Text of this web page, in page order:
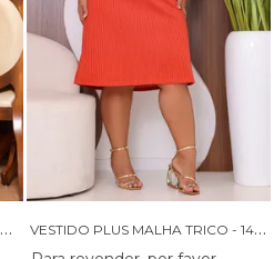
M
ACACAO ALFAIATARIA COM ASSIMETRIA E BOTOES - 76101 V
ESTIDO PLUS MALHA TRICO - 14547